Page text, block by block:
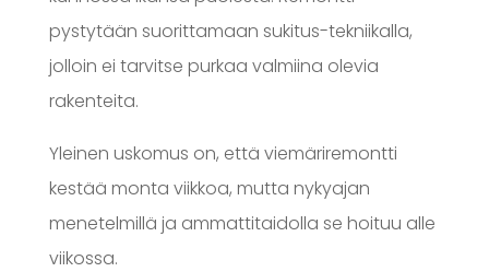
pystytään suorittamaan sukitus-tekniikalla,
jolloin ei tarvitse purkaa valmiina olevia
rakenteita.
Yleinen uskomus on, että viemäriremontti
kestää monta viikkoa, mutta nykyajan
menetelmillä ja ammattitaidolla se hoituu alle
viikossa.